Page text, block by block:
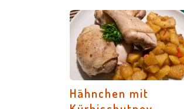
Hähnchen mit